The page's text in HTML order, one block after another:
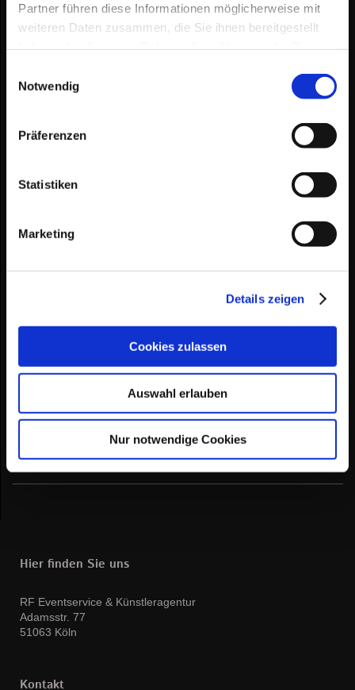
Partner führen diese Informationen möglicherweise mit
weiteren Daten zusammen, die Sie ihnen bereitgestellt
Notwendig
Präferenzen
Statistiken
Marketing
Details zeigen
Cookies zulassen
Auswahl erlauben
Nur notwendige Cookies
Verkauf
Allgemein bieten wir unsere drei Wohnmobil-Modelle auch zum
Bei Interesse können Sie sich auch dann direkt an
Kontaktformularwenden.
Hier finden Sie uns
RF Eventservice & Künstleragentur
Adamsstr. 77
51063 Köln
Kontakt